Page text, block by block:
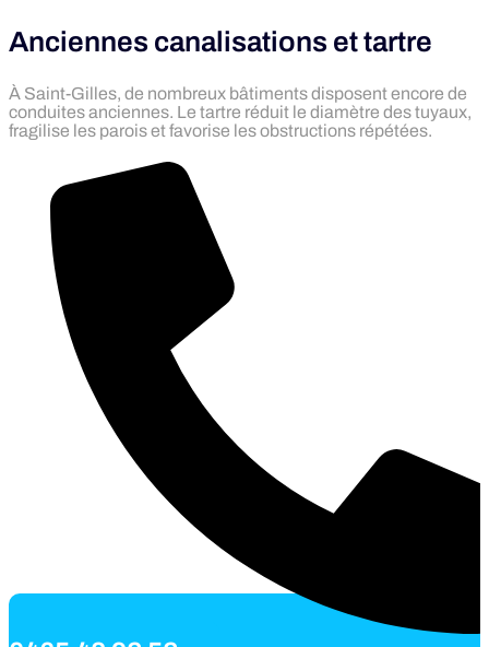
Anciennes canalisations et tartre
À Saint-Gilles, de nombreux bâtiments disposent encore de
conduites anciennes. Le tartre réduit le diamètre des tuyaux,
fragilise les parois et favorise les obstructions répétées.